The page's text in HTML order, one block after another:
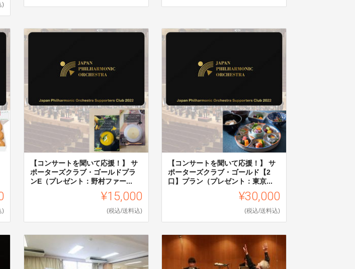
)
)
【コンサートを聞いて応援！】 サ
ポーターズクラブ・ゴールドプラ
ンE（プレゼント：野村ファー...
¥15,000
(税込/送料込)
【コンサートを聞いて応援！】 サ
ポーターズクラブ・ゴールド【2
口】プラン（プレゼント：東京...
¥30,000
(税込/送料込)